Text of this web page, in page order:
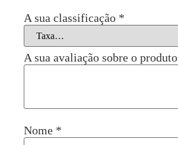
A sua classificação *
A sua avaliação sobre o produto
Nome *